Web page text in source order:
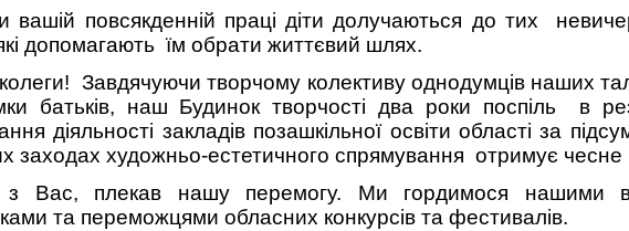
вашій повсякденній праці діти долучаються до тих
допомагають їм обрати життєвий шлях.
Завдячуючи творчому колективу однодумців наших
батьків, наш Будинок творчості два роки поспіль в
діяльності закладів позашкільної освіти області за
заходах художньо-естетичного спрямування отримує чесне
Вас, плекав нашу перемогу. Ми гордимося нашими
та переможцями обласних конкурсів та фестивалів.